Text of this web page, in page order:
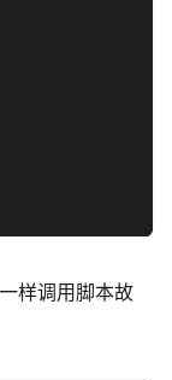
样调用脚本故